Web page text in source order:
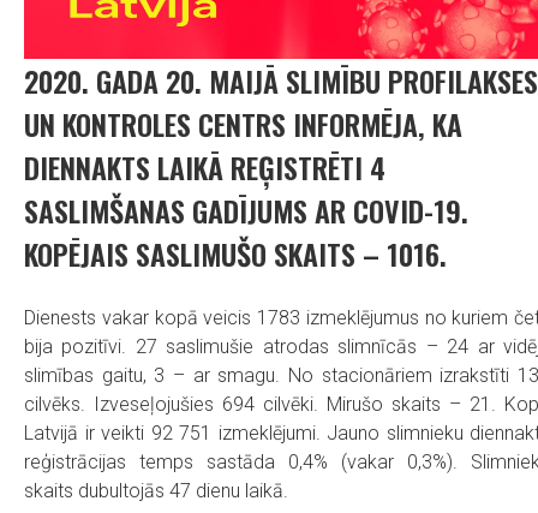
2020. GADA 20. MAIJĀ SLIMĪBU PROFILAKSES
UN KONTROLES CENTRS INFORMĒJA, KA
DIENNAKTS LAIKĀ REĢISTRĒTI 4
SASLIMŠANAS GADĪJUMS AR COVID-19.
KOPĒJAIS SASLIMUŠO SKAITS – 1016.
Dienests vakar kopā veicis 1783 izmeklējumus no kuriem
bija pozitīvi. 27 saslimušie atrodas slimnīcās – 24 ar
slimības gaitu, 3 – ar smagu. No stacionāriem izrakstīti
cilvēks. Izveseļojušies 694 cilvēki. Mirušo skaits – 21.
Latvijā ir veikti 92 751 izmeklējumi. Jauno slimnieku
reģistrācijas temps sastāda 0,4% (vakar 0,3%).
skaits dubultojās 47 dienu laikā.